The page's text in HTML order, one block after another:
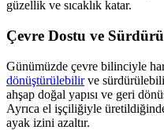
güzellik ve sıcaklık katar.
Çevre Dostu ve
Günümüzde çevre bilinciyle
dönüştürülebilirve
ahşap doğal yapısı ve geri
Ayrıca el işçiliğiyle
ayak izini azaltır.